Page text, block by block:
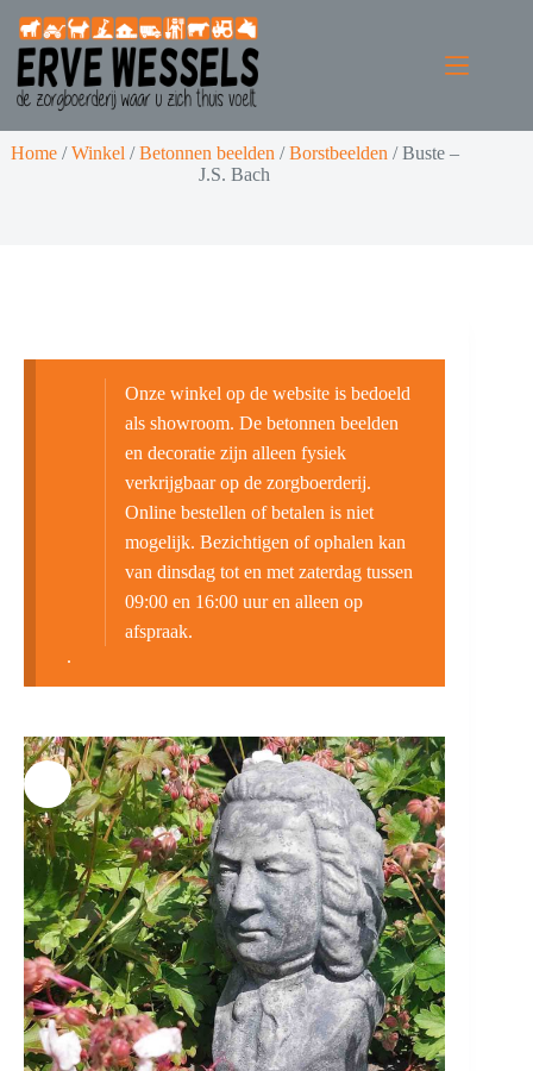
Home/Winkel /Betonnen beelden /Borstbeelden /Buste –
J.S. Bach
Onze winkel op de website is bedoeld
als showroom. De betonnen beelden
en decoratie zijn alleen fysiek
verkrijgbaar op de zorgboerderij.
Online bestellen of betalen is niet
mogelijk. Bezichtigen of ophalen kan
van dinsdag tot en met zaterdag tussen
09:00 en 16:00 uur en alleen op
afspraak.
.